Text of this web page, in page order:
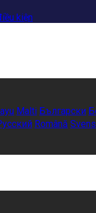
kiện
Malti Български
Română